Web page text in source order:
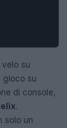
su
gioco su
di console,
.
solo un